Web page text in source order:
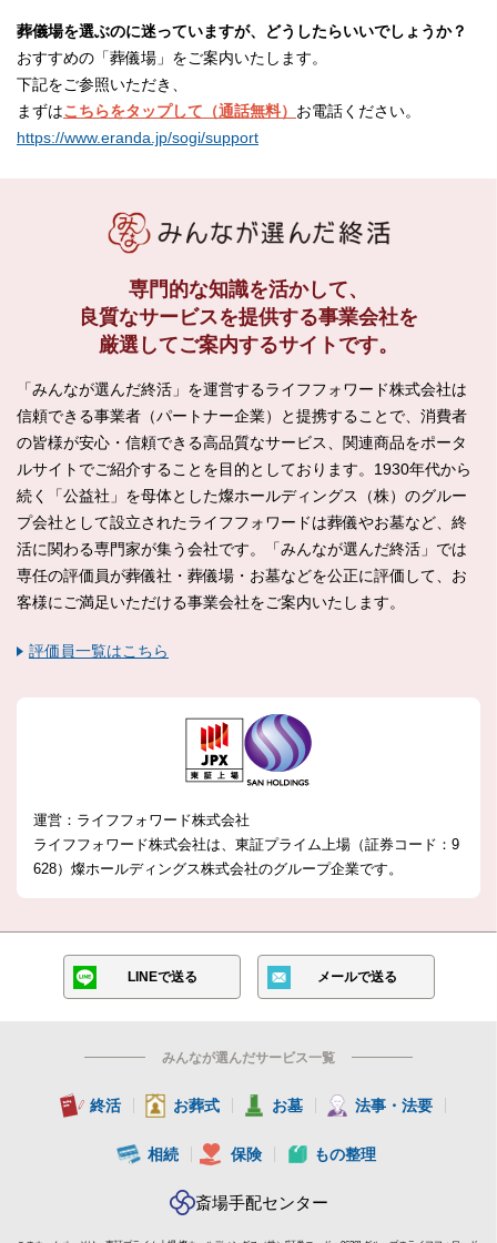
葬儀場を選ぶのに迷っていますが、どうしたらいいでしょうか？
おすすめの「葬儀場」をご案内いたします。
下記をご参照いただき、
まずはこちらをタップして（通話無料） お電話ください。
https://www.eranda.jp/sogi/support
専門的な知識を活かして、
良質なサービスを提供する事業会社を
厳選してご案内するサイトです。
「みんなが選んだ終活」を運営するライフフォワード株式会社は
信頼できる事業者（パートナー企業）と提携することで、消費者
の皆様が安心・信頼できる高品質なサービス、関連商品をポータ
ルサイトでご紹介することを目的としております。1930年代から
続く「公益社」を母体とした燦ホールディングス（株）のグルー
プ会社として設立されたライフフォワードは葬儀やお墓など、終
活に関わる専門家が集う会社です。「みんなが選んだ終活」では
専任の評価員が葬儀社・葬儀場・お墓などを公正に評価して、お
客様にご満足いただける事業会社をご案内いたします。
評価員一覧はこちら
運営：ライフフォワード株式会社
ライフフォワード株式会社は、東証プライム上場（証券コード：9
628）燦ホールディングス株式会社のグループ企業です。
LINEで送る メールで送る
みんなが選んだサービス一覧
終活 お葬式 お墓 法事・法要
相続 保険 もの整理
斎場手配センター